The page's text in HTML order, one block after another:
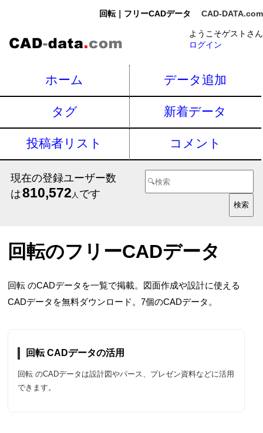
回転｜フリーCADデータ CAD-DATA.com
ようこそゲストさん
ログイン
ホーム データ追加
タグ 新着データ
投稿者リスト コメント
現在の登録ユーザー数
は810,572 人 です
回転のフリーCADデータ
回転 のCADデータを一覧で掲載。図面作成や設計に使える
CADデータを無料ダウンロード。7個のCADデータ。
回転 CADデータの活用
回転 のCADデータは設計図やパース、プレゼン資料などに活用
できます。